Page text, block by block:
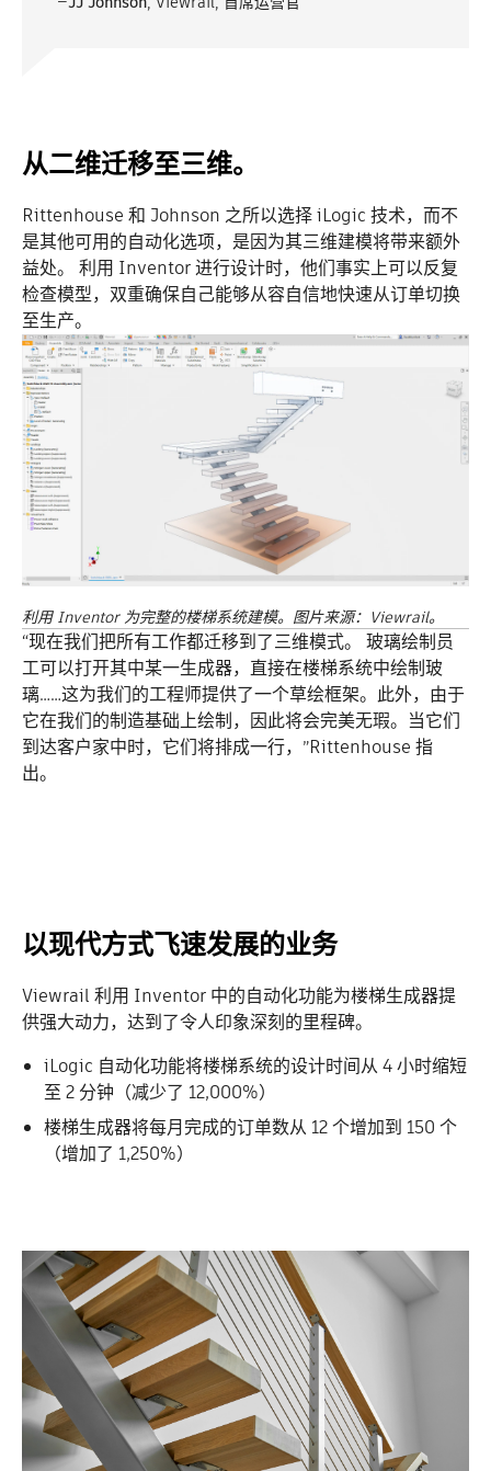
从二维迁移至三维。
Rittenhouse 和 Johnson 之所以选择iLogic 技术，而不
是其他可用的自动化选项，是因为其三维建模将带来额外
益处。 利用 Inventor 进行设计时， 他们事实上可以反复
检查模型，双重确保自己能够从容自信地快速从订单切换
至生产。
利用 Inventor 为完整的楼梯系统建模。图片来源：Viewrail。
“现在我们把所有工作都迁移到了三维模式。 玻璃绘制员
工可以打开其中某一生成器，直接在楼梯系统中绘制玻
璃……这为我们的工程师提供了一个草绘框架。此外，由于
它在我们的制造基础上绘制，因此将会完美无瑕。当它们
到达客户家中时，它们将排成一行，”Rittenhouse 指
出。
以现代方式飞速发展的业务
Viewrail 利用 Inventor 中的自动化功能为楼梯生成器提
供强大动力，达到了令人印象深刻的里程碑。
iLogic 自动化功能将楼梯系统的设计时间从 4 小时缩短
至 2 分钟（减少了 12,000%）
楼梯生成器将每月完成的订单数从 12 个增加到 150 个
（增加了 1,250%）